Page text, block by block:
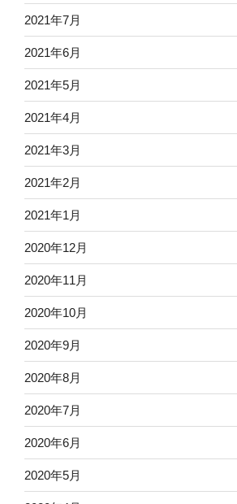
2021年7月
2021年6月
2021年5月
2021年4月
2021年3月
2021年2月
2021年1月
2020年12月
2020年11月
2020年10月
2020年9月
2020年8月
2020年7月
2020年6月
2020年5月